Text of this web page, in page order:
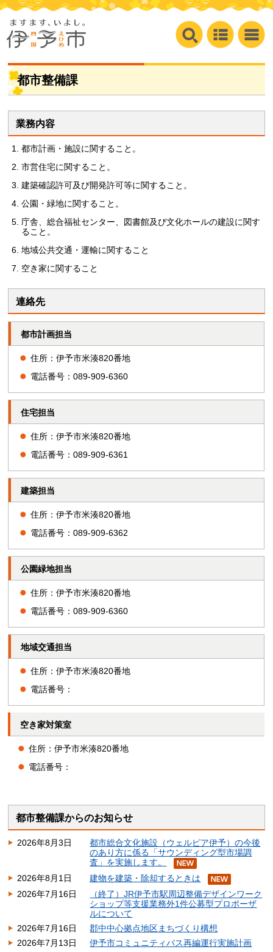
都市整備課
業務内容
都市計画・施設に関すること。
市営住宅に関すること。
建築確認許可及び開発許可等に関すること。
公園・緑地に関すること。
庁舎、総合福祉センター、図書館及び文化ホールの建設に関す
ること。
地域公共交通・運輸に関すること
空き家に関すること
連絡先
都市計画担当
住所：伊予市米湊820番地
電話番号：089-909-6360
住宅担当
住所：伊予市米湊820番地
電話番号：089-909-6361
建築担当
住所：伊予市米湊820番地
電話番号：089-909-6362
公園緑地担当
住所：伊予市米湊820番地
電話番号：089-909-6360
地域交通担当
住所：伊予市米湊820番地
電話番号：
空き家対策室
住所：伊予市米湊820番地
電話番号：
都市整備課からのお知らせ
2026年8月3日
都市総合文化施設（ウェルピア伊予）の今後
のあり方に係る「サウンディング型市場調
査」を実施します。
2026年8月1日
建物を建築・除却するときは
2026年7月16日
（終了）JR伊予市駅周辺整備デザインワーク
ショップ等支援業務外1件公募型プロポーザ
ルについて
2026年7月16日
郡中中心拠点地区まちづくり構想
2026年7月13日
伊予市コミュニティバス再編運行実施計画